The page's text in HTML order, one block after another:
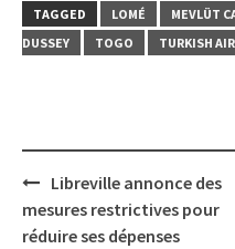
TAGGED
LOMÉ MEVLÜT
DUSSEY
TOGO TURKISH
Post
navigation
Libreville annonce des
mesures restrictives pour
réduire ses dépenses